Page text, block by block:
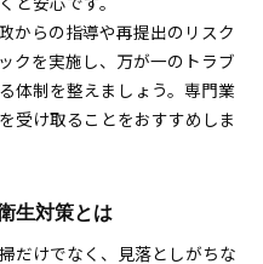
からの指導や再提出のリスク
クを実施し、万が一のトラブ
体制を整えましょう。専門業
受け取ることをおすすめしま
生対策とは
だけでなく、見落としがちな